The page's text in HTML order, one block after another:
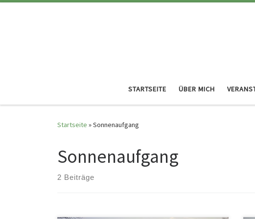
STARTSEITE ÜBER MICH
Startseite »Sonnenaufgang
Sonnenaufgang
2 Beiträge